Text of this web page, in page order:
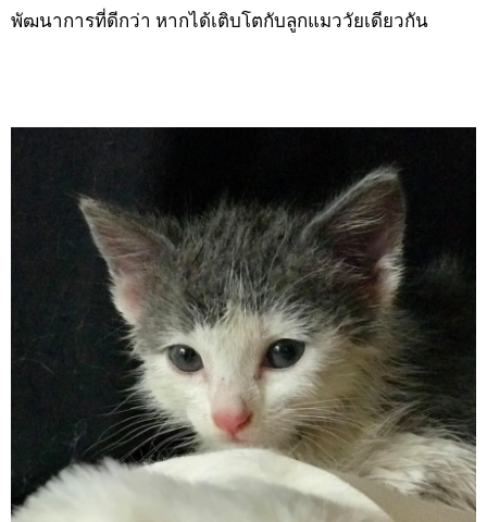
พัฒนาการที่ดีกว่า หากได้เติบโตกับลูกแมววัยเดียวกัน